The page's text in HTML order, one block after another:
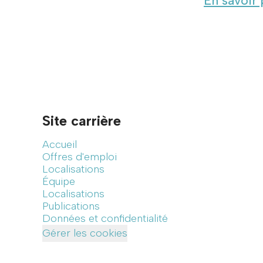
Site carrière
Accueil
Offres d'emploi
Localisations
Équipe
Localisations
Publications
Données et confidentialité
Gérer les cookies